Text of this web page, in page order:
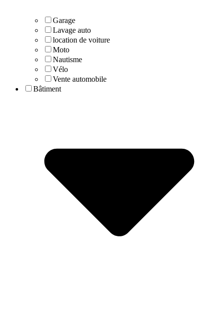
Garage
Lavage auto
location de voiture
Moto
Nautisme
Vélo
Vente automobile
Bâtiment